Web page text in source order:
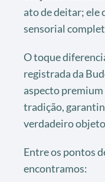
ato de deitar; ele
sensorial
O toque
registrada da
aspecto
tradição,
verdadeiro
Entre os pontos
encontramos: